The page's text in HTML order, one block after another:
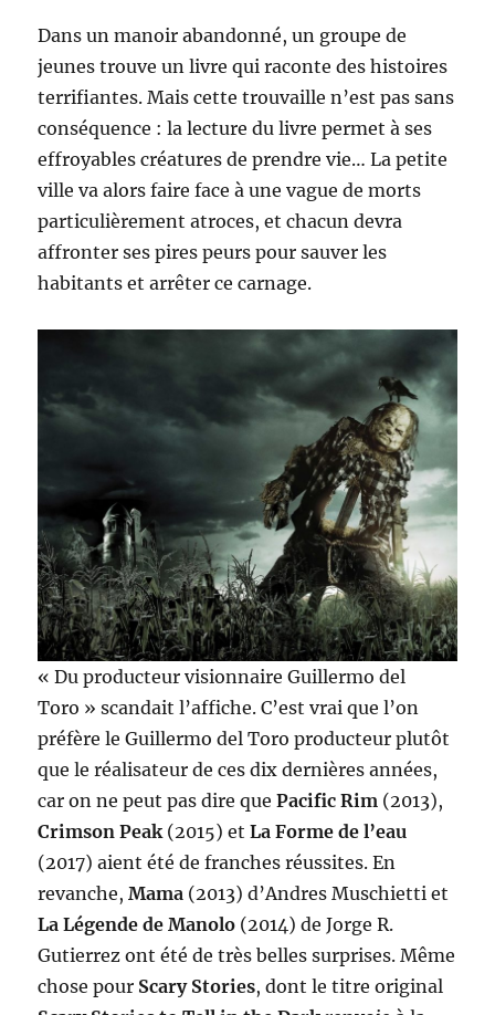
Dans un manoir abandonné, un groupe de
jeunes trouve un livre qui raconte des histoires
terrifiantes. Mais cette trouvaille n’est pas sans
conséquence : la lecture du livre permet à ses
effroyables créatures de prendre vie… La petite
ville va alors faire face à une vague de morts
particulièrement atroces, et chacun devra
affronter ses pires peurs pour sauver les
habitants et arrêter ce carnage.
« Du producteur visionnaire Guillermo del
Toro » scandait l’affiche. C’est vrai que l’on
préfère le Guillermo del Toro producteur plutôt
que le réalisateur de ces dix dernières années,
car on ne peut pas dire quePacific Rim (2013),
Crimson Peak(2015) etLa Forme de l’eau
(2017) aient été de franches réussites. En
revanche,Mama (2013) d’Andres Muschietti et
La Légende de Manolo (2014) de Jorge R.
Gutierrez ont été de très belles surprises. Même
chose pour Scary Stories, dont le titre original